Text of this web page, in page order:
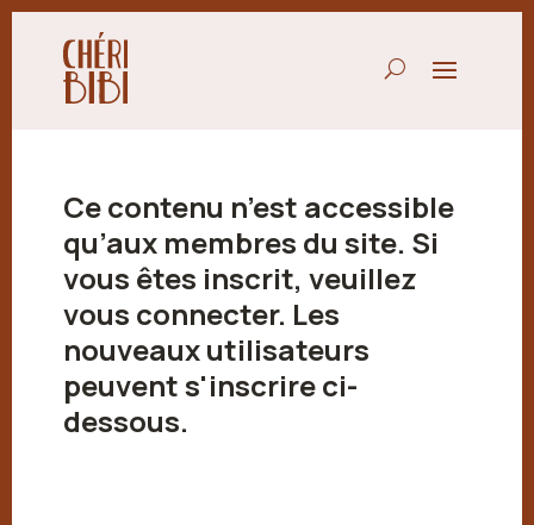
Ce contenu n’est accessible
qu’aux membres du site. Si
vous êtes inscrit, veuillez
vous connecter. Les
nouveaux utilisateurs
peuvent s'inscrire ci-
dessous.